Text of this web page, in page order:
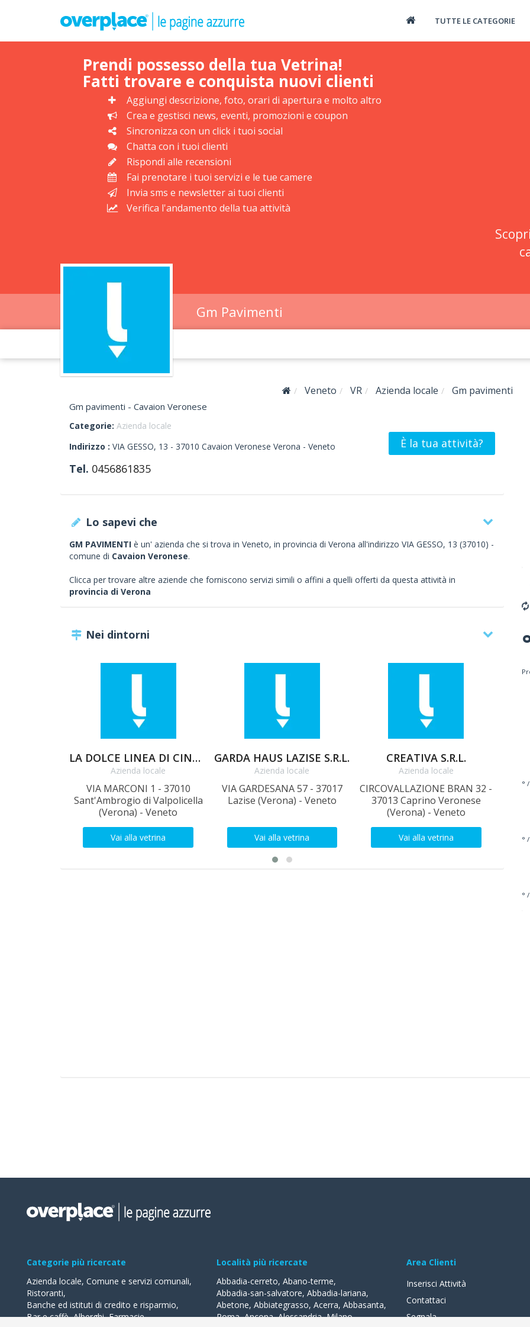
TUTTE LE CATEGORIE
Prendi possesso della tua Vetrina!
Fatti trovare e conquista nuovi clienti
Aggiungi descrizione, foto, orari di apertura e molto altro
Crea e gestisci news, eventi, promozioni e coupon
Sincronizza con un click i tuoi social
Chatta con i tuoi clienti
Rispondi alle recensioni
Fai prenotare i tuoi servizi e le tue camere
Invia sms e newsletter ai tuoi clienti
Verifica l'andamento della tua attività
Scopri
Gm Pavimenti
Veneto VR Azienda locale Gm pavimenti
Gm pavimenti - Cavaion Veronese
Categorie: Azienda locale
Indirizzo : VIA GESSO, 13 - 37010 Cavaion Veronese Verona - Veneto
Tel. 0456861835
È la tua attività?
Lo sapevi che
GM PAVIMENTI è un' azienda che si trova in Veneto, in provincia di Verona all'indirizzo VIA GESSO, 13 (37010) -
comune di Cavaion Veronese.
Clicca per trovare altre aziende che forniscono servizi simili o affini a quelli offerti da questa attività in
provincia di Verona
Nei dintorni
LA DOLCE LINEA DI CINQUETTI FEDERICA C. SNC
Azienda locale
VIA MARCONI 1 - 37010
Sant'Ambrogio di Valpolicella
(Verona) - Veneto
Vai alla vetrina
GARDA HAUS LAZISE S.R.L.
Azienda locale
VIA GARDESANA 57 - 37017
Lazise (Verona) - Veneto
Vai alla vetrina
CREATIVA S.R.L.
Azienda locale
CIRCOVALLAZIONE BRAN 32 -
37013 Caprino Veronese
(Verona) - Veneto
Vai alla vetrina
Via°
°
°
Categorie più ricercate
Azienda locale, Comune e servizi comunali,
Ristoranti,
Banche ed istituti di credito e risparmio,
Bar e caffè,Alberghi,Farmacie,
Località più ricercate
Abbadia-cerreto, Abano-terme,
Abbadia-san-salvatore, Abbadia-lariana,
Abetone, Abbiategrasso, Acerra, Abbasanta,
Roma,Ancona,Alessandria,Milano,
Area Clienti
Inserisci Attività
Contattaci
Segnala